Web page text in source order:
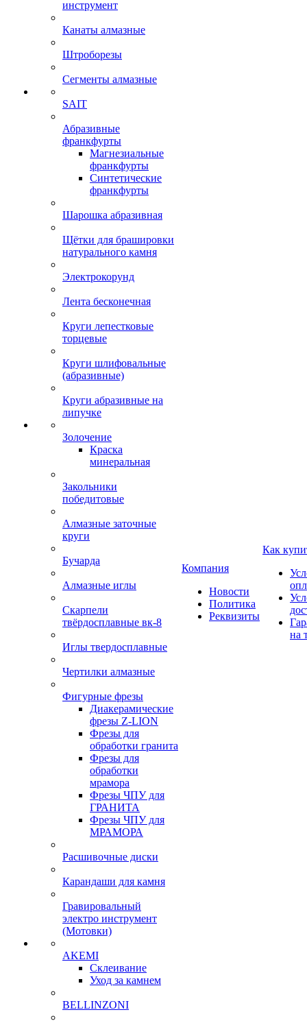
инструмент
Канаты алмазные
Штроборезы
Сегменты алмазные
SAIT
Абразивные
франкфурты
Магнезиальные
франкфурты
Синтетические
франкфурты
Шарошка абразивная
Щётки для брашировки
натурального камня
Электрокорунд
Лента бесконечная
Круги лепестковые
торцевые
Круги шлифовальные
(абразивные)
Круги абразивные на
липучке
Золочение
Краска
минеральная
Закольники
победитовые
Алмазные заточные
круги
Бучарда
Алмазные иглы
Скарпели
твёрдосплавные вк-8
Иглы твердосплавные
Чертилки алмазные
Фигурные фрезы
Диакерамические
фрезы Z-LION
Фрезы для
обработки гранита
Фрезы для
обработки
мрамора
Фрезы ЧПУ для
ГРАНИТА
Фрезы ЧПУ для
МРАМОРА
Расшивочные диски
Карандаши для камня
Гравировальный
электро инструмент
(Мотовки)
AKEMI
Склеивание
Уход за камнем
BELLINZONI
Компания
Новости
Политика
Реквизиты
Как
на